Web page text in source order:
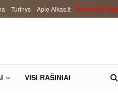
Turinys Apie Alkas.lt Paremkite Alką
VISI RAŠINIAI